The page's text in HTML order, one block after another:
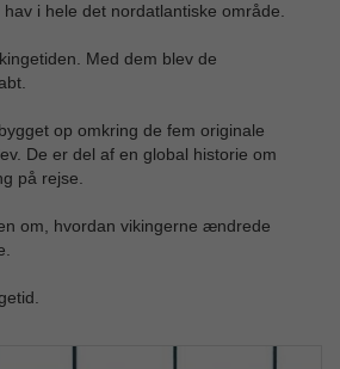
i hele det nordatlantiske område.
Med dem blev de
op omkring de fem originale
De er del af en global historie om
på rejse.
om, hvordan vikingerne ændrede